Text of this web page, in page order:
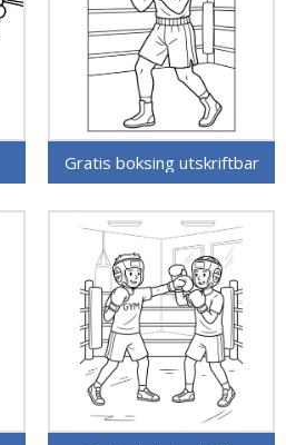
Gratis boksing utskriftbar